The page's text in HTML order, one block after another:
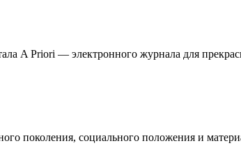
A Priori — электронного журнала для
поколения, социального положения и